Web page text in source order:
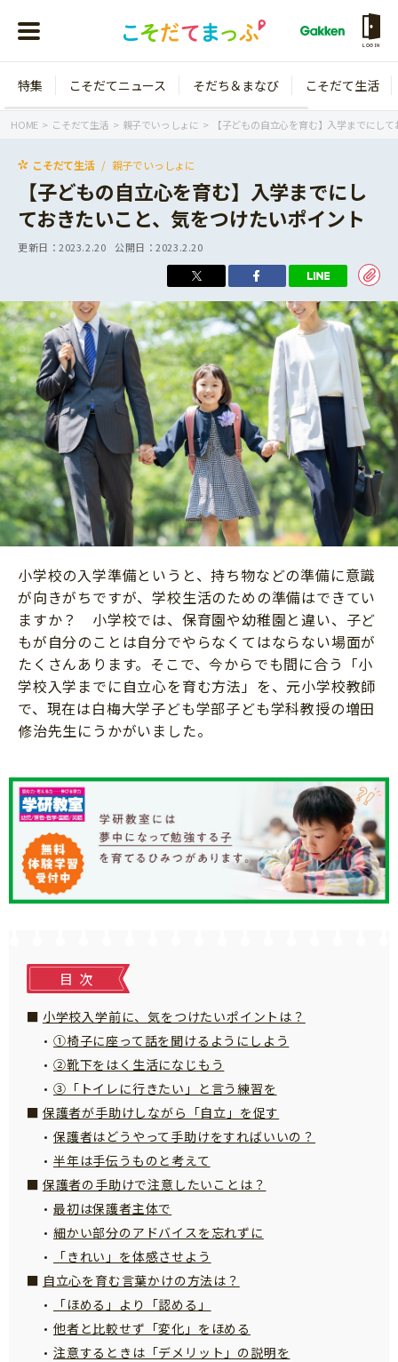
LOGIN
年齢から探す
1歳
年中
年長
小学1年生
小学2年生
小学3年生
小学4年生
小学5年生
小学6年生
こそだてニュース
イベント
ニュース
そだち＆まなび
ワーク・ドリル
幼稚園・保育園
小学校
科学・プログラミング
教育・学習
絵本・読み聞かせ
自由研究・工作
読書感想文
本・読書
運動・あそび・ゲーム
英語
習い事
知育
こそだて生活
住まい
ファッション・美容
行事・イベント
トラブル
親子でいっしょに
人間関係
おでかけ
家族
料理
健康
こそだてマンガ
「こそだてまっぷ」とは
サイトのご利⽤にあたって
お問い合わせ
特集 こそだてニュース そだち＆まなび こそだて生活
HOME こそだて生活 親子でいっしょに 【子どもの自立心を育む】入学までにし
こそだて生活 親子でいっしょに
【子どもの自立心を育む】入学までにし
ておきたいこと、気をつけたいポイント
更新日：2023.2.20 公開日：2023.2.20
小学校の入学準備というと、持ち物などの準備に意識
が向きがちですが、学校生活のための準備はできてい
ますか？ 小学校では、保育園や幼稚園と違い、子ど
もが自分のことは自分でやらなくてはならない場面が
たくさんあります。そこで、今からでも間に合う「小
学校入学までに自立心を育む方法」を、元小学校教師
で、現在は白梅大学子ども学部子ども学科教授の増田
修治先生にうかがいました。
目次
小学校入学前に、気をつけたいポイントは？
①椅子に座って話を聞けるようにしよう
②靴下をはく生活になじもう
③「トイレに行きたい」と言う練習を
保護者が手助けしながら「自立」を促す
保護者はどうやって手助けをすればいいの？
半年は手伝うものと考えて
保護者の手助けで注意したいことは？
最初は保護者主体で
細かい部分のアドバイスを忘れずに
「きれい」を体感させよう
自立心を育む言葉かけの方法は？
「ほめる」より「認める」
他者と比較せず「変化」をほめる
注意するときは「デメリット」の説明を